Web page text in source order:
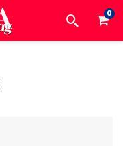
0